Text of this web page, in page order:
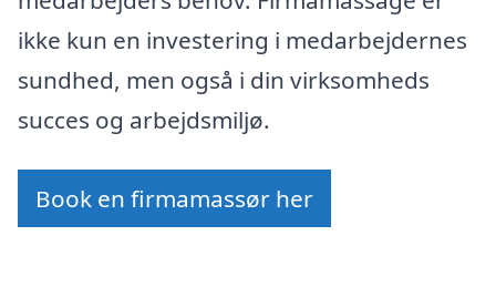
ikke kun en investering i medarbejdernes
sundhed, men også i din virksomheds
succes og arbejdsmiljø.
Book en firmamassør her